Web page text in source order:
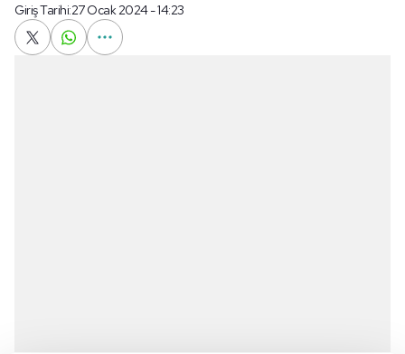
Giriş Tarihi:27 Ocak 2024 - 14:23